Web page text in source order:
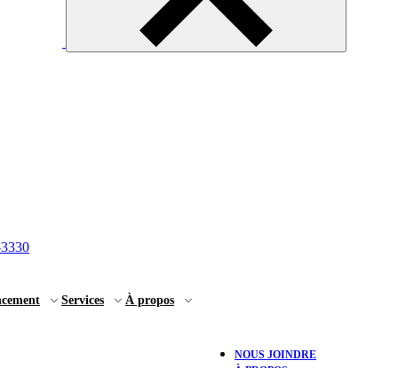
Services À propos
NOUS JOINDRE